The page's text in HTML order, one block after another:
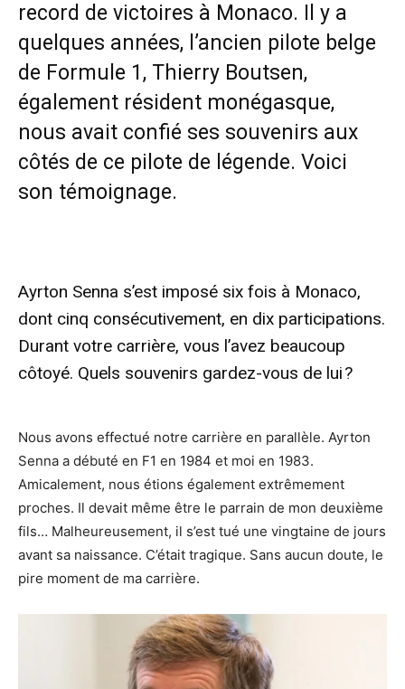
record de victoires à Monaco. Il y a
quelques années, l’ancien pilote belge
de Formule 1, Thierry Boutsen,
également résident monégasque,
nous avait confié ses souvenirs aux
côtés de ce pilote de légende. Voici
son témoignage.
Ayrton Senna s’est imposé six fois à Monaco,
dont cinq consécutivement, en dix participations.
Durant votre carrière, vous l’avez beaucoup
côtoyé. Quels souvenirs gardez-vous de lui ?
Nous avons effectué notre carrière en parallèle. Ayrton
Senna a débuté en F1 en 1984 et moi en 1983.
Amicalement, nous étions également extrêmement
proches. Il devait même être le parrain de mon deuxième
fils… Malheureusement, il s’est tué une vingtaine de jours
avant sa naissance. C’était tragique. Sans aucun doute, le
pire moment de ma carrière.